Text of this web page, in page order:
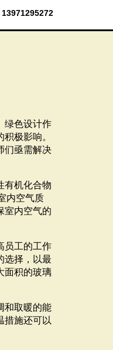
13971295272
绿色设计作
极影响。
们亟需解决
有机化合物
内空气质
室内空气的
员工的工作
选择，以最
面积的玻璃
和取暖的能
措施还可以